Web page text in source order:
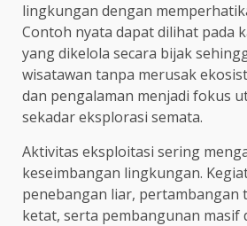
lingkungan dengan
Contoh nyata dapat dilihat pada
yang dikelola secara bijak
wisatawan tanpa merusak
dan pengalaman menjadi fokus
sekadar eksplorasi semata.
Aktivitas eksploitasi sering
keseimbangan lingkungan.
penebangan liar, pertambangan
ketat, serta pembangunan masif